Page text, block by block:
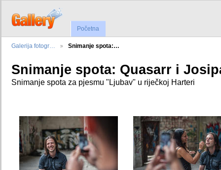
Početna
Galerija fotogr… Snimanje spota:…
Snimanje spota: Quasarr i
Snimanje spota za pjesmu "Ljubav" u riječkoj Harteri